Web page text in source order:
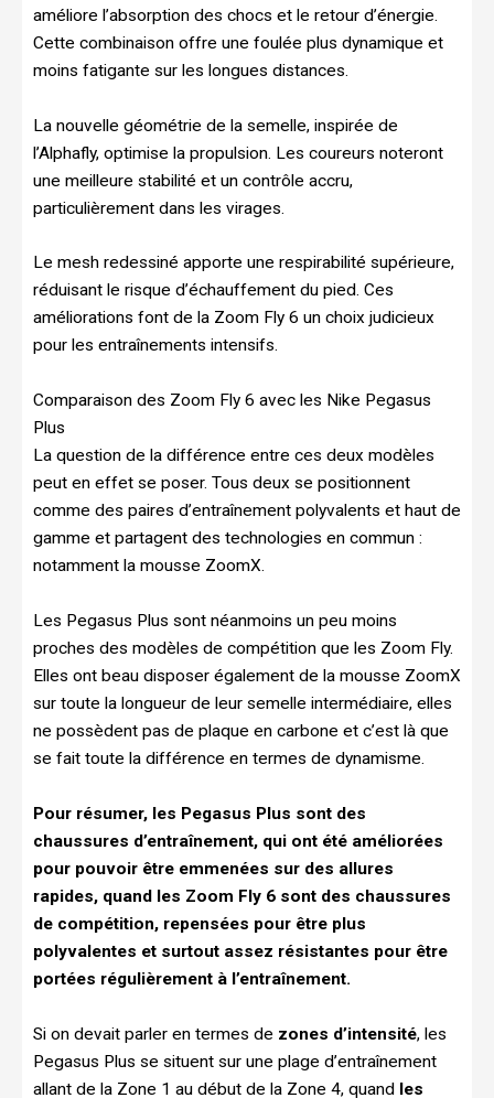
améliore l’absorption des chocs et le retour d’énergie.
Cette combinaison offre une foulée plus dynamique et
moins fatigante sur les longues distances.
La nouvelle géométrie de la semelle, inspirée de
l’Alphafly, optimise la propulsion. Les coureurs noteront
une meilleure stabilité et un contrôle accru,
particulièrement dans les virages.
Le mesh redessiné apporte une respirabilité supérieure,
réduisant le risque d’échauffement du pied. Ces
améliorations font de la Zoom Fly 6 un choix judicieux
pour les entraînements intensifs.
Comparaison des Zoom Fly 6 avec les Nike Pegasus
Plus
La question de la différence entre ces deux modèles
peut en effet se poser. Tous deux se positionnent
comme des paires d’entraînement polyvalents et haut de
gamme et partagent des technologies en commun :
notamment la mousse ZoomX.
Les Pegasus Plus sont néanmoins un peu moins
proches des modèles de compétition que les Zoom Fly.
Elles ont beau disposer également de la mousse ZoomX
sur toute la longueur de leur semelle intermédiaire, elles
ne possèdent pas de plaque en carbone et c’est là que
se fait toute la différence en termes de dynamisme.
Pour résumer, les Pegasus Plus sont des
chaussures d’entraînement, qui ont été améliorées
pour pouvoir être emmenées sur des allures
rapides, quand les Zoom Fly 6 sont des chaussures
de compétition, repensées pour être plus
polyvalentes et surtout assez résistantes pour être
portées régulièrement à l’entraînement.
Si on devait parler en termes de zones d’intensité, les
Pegasus Plus se situent sur une plage d’entraînement
allant de la Zone 1 au début de la Zone 4, quand les